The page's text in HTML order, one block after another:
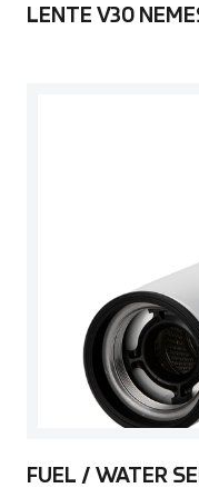
LENTE V30
FUEL / WATER